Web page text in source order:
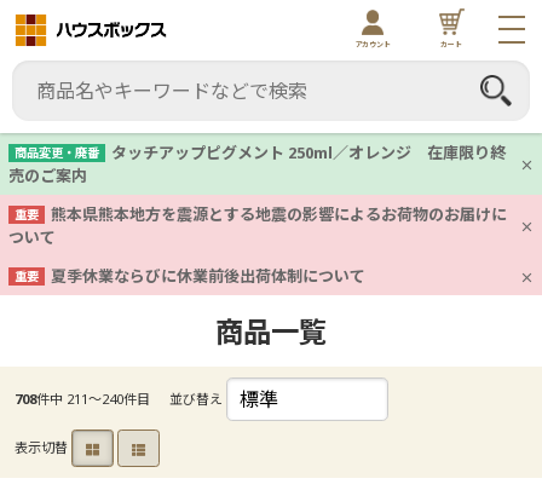
商品変更・廃番
タッチアップピグメント 250ml／オレンジ 在庫限り終
売のご案内
重要
熊本県熊本地方を震源とする地震の影響によるお荷物のお届けに
ついて
重要 夏季休業ならびに休業前後出荷体制について
アカウント カート
商品一覧
708件中 211〜240件目 並び替え
表示切替